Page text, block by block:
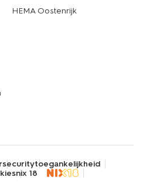
HEMA Oostenrijk
securitytoegankelijkheid
nix 18